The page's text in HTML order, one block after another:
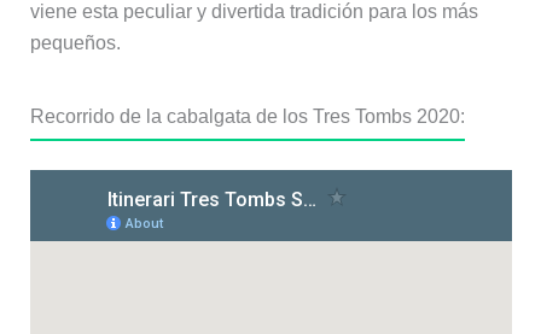
viene esta peculiar y divertida tradición para los más
pequeños.
Recorrido de la cabalgata de los Tres Tombs 2020: